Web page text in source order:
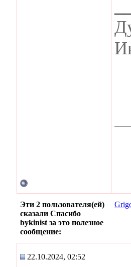
Эти 2 пользователя(ей)
сказали Спасибо
bykinist за это полезное
сообщение:
22.10.2024, 02:52